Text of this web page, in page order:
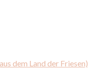
dem Land der Friesen)